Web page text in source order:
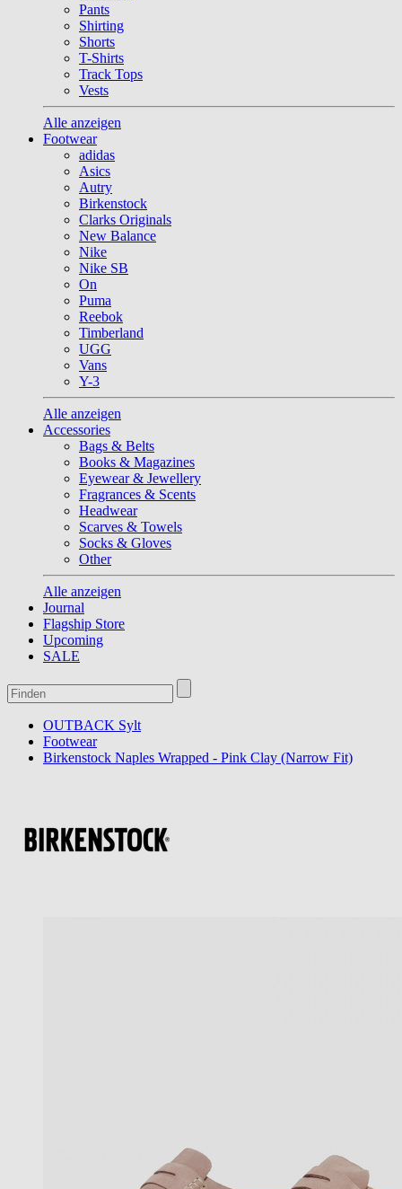
Pants
Shirting
Shorts
T-Shirts
Track Tops
Vests
Alle anzeigen
Footwear
adidas
Asics
Autry
Birkenstock
Clarks Originals
New Balance
Nike
Nike SB
On
Puma
Reebok
Timberland
UGG
Vans
Y-3
Alle anzeigen
Accessories
Bags & Belts
Books & Magazines
Eyewear & Jewellery
Fragrances & Scents
Headwear
Scarves & Towels
Socks & Gloves
Other
Alle anzeigen
Journal
Flagship Store
Upcoming
SALE
OUTBACK Sylt
Footwear
Birkenstock Naples Wrapped - Pink Clay (Narrow Fit)